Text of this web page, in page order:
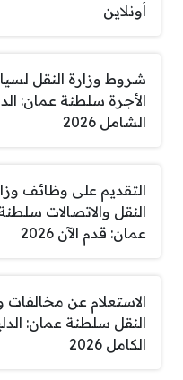
أونلاين
شروط وزارة النقل
الأجرة سلطنة عمان:
الشامل 2026
التقديم على وظائف
النقل والاتصالات
عمان: قدم الآن 2026
الاستعلام عن مخالفات
النقل سلطنة عمان:
الكامل 2026